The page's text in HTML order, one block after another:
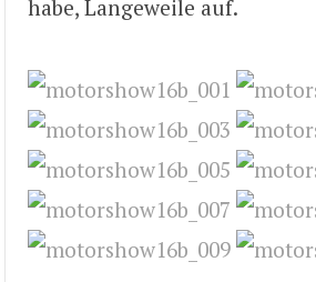
habe, Langeweile auf.